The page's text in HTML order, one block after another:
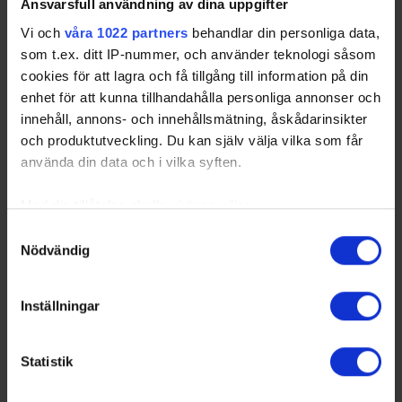
Ansvarsfull användning av dina uppgifter
Vi och våra 1022 partners behandlar din personliga data,
som t.ex. ditt IP-nummer, och använder teknologi såsom
cookies för att lagra och få tillgång till information på din
enhet för att kunna tillhandahålla personliga annonser och
innehåll, annons- och innehållsmätning, åskådarinsikter
och produktutveckling. Du kan själv välja vilka som får
använda din data och i vilka syften.
Med din tillåtelse skulle vi även vilja:
som kan ha en noggrannhet på upp till flera meter
Ta reda på mer om hur dina personliga uppgifter
Du kan ändra eller dra tillbaka ditt samtycke när som
Nödvändig
Inställningar
Statistik
Fortbildning junior- och seniorspåret
Söndag 18 oktober klockan 10:00-16:00 Innehåll: Skill